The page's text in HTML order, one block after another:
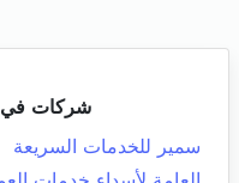
شركات في
سمير للخدمات السريعة